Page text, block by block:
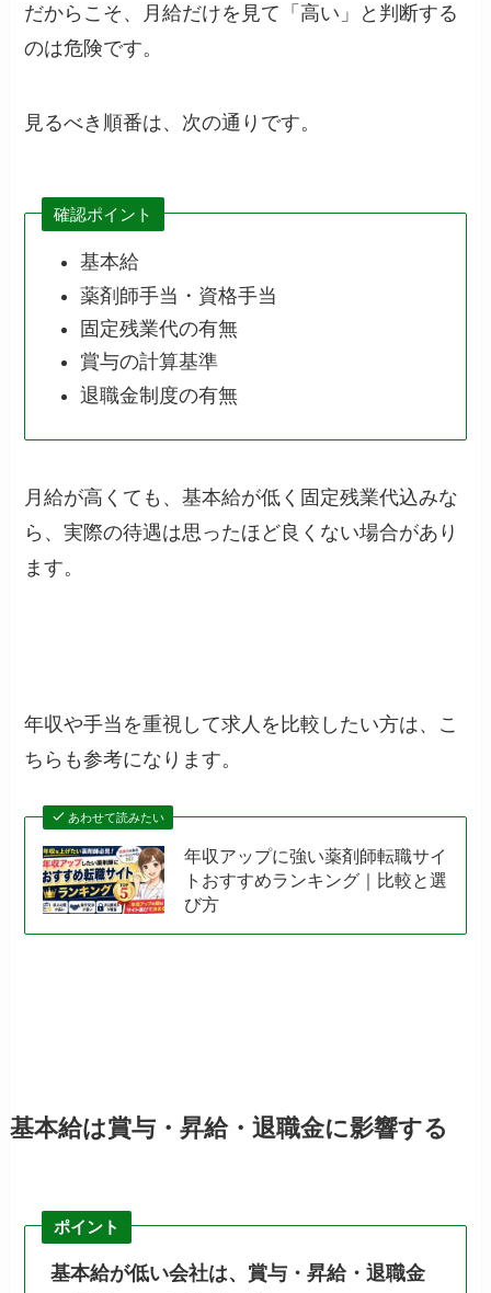
だからこそ、月給だけを見て「高い」と判断する
のは危険です。
見るべき順番は、次の通りです。
確認ポイント
基本給
薬剤師手当・資格手当
固定残業代の有無
賞与の計算基準
退職金制度の有無
月給が高くても、基本給が低く固定残業代込みな
ら、実際の待遇は思ったほど良くない場合があり
ます。
年収や手当を重視して求人を比較したい方は、こ
ちらも参考になります。
あわせて読みたい
年収アップに強い薬剤師転職サイ
トおすすめランキング｜比較と選
び方
基本給は賞与・昇給・退職金に影響する
ポイント
基本給が低い会社は、賞与・昇給・退職金